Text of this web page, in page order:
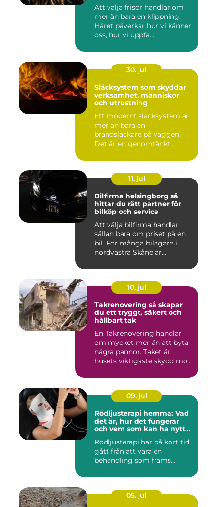
Att välja frisör handlar om
mer än bara en klippning.
Håret påverkar hur vi känner
oss, hur vi uppfa...
30. jul
Släcksystem som skyddar
verksamhet, människor
och utrustning
Ett modernt släcksystem är
mer än bara en
brandsläckare på väggen.
Det är en genomtänkt
11. jul
Bilfirma helsingborg så
hittar du rätt partner för
bilköp och service
Att välja bilfirma handlar
sällan bara om priset på en
bil. För många bilägare i
nordvästra Skåne är...
10. jul
Takrenovering så skapar
du ett tryggt, säkert och
hållbart tak
En Takrenovering handlar
om mycket mer än att byta
några pannor. Taket är
husets viktigaste skydd mo...
09. jul
Rödljusterapi hemma: Vad
det är, hur det fungerar
och vem som kan ha nytta
Rödljusterapi har på kort tid
gått från att vara en
behandling som främs...
05. jul